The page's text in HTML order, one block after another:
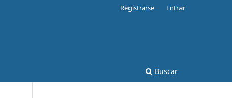
Buscar
Registrarse Entrar